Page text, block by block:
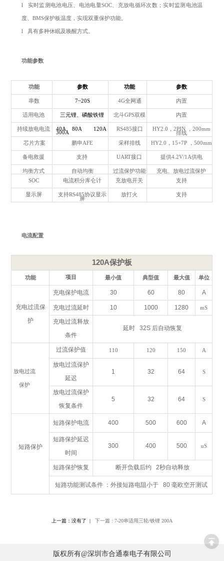
l 实时监测电池电压、电池电量SOC、充放电循环次数；实时监测电池温
度、BMS保护板温度，实现双重保护功能。
l 具有多种休眠及唤醒方式。
功能参数
功能 参数 功能 参数
串数 7~20S 4G全网通 内置
适用电池 三元锂、磷酸铁锂 北斗GPS双模 内置
持续放电电流 40A 80A 120A
300A
RS485接口 HY2.0，2PIN ，200mm
排线
芯片方案
鹏申AFE 采样排线 HY2.0，15+7P ，500mm
备电救援 支持 UART接口 提供4.2V/1A供电
均衡方式 自动均衡 过流保护功能
充电、放电过流保护
SOC
电流积分库仑计 充放电开关 支持
显示屏 支持RS485协议显示
屏
放打火 支持
电流配置
120A保护板
功能 项目 最小值 典型值 最大值 单位
充电过流保
护
充电保护电流 30 60 80 A
充电过流延时 10 1000 1280 mS
充电过流释放
条件
延时 32S 后自动恢复
放电过流
保护
过流保护值 110 120 150 A
放电过流保护
延迟
1 32 64 S
放电过流保护
恢复条件
5 32 64 S
短路保护
短路保护电流 400 500 600 A
短路保护延迟
时间
300 400 500 uS
短路保护恢复 断开负载后约 2秒自动释放
短路功能测试条件 ：外接短路电阻小于 80 毫欧空开测试
上一篇：没有了 | 下一篇 : 7-20串适用三轮/铁锂 200A
版权所有@深圳市合通泰电子有限公司